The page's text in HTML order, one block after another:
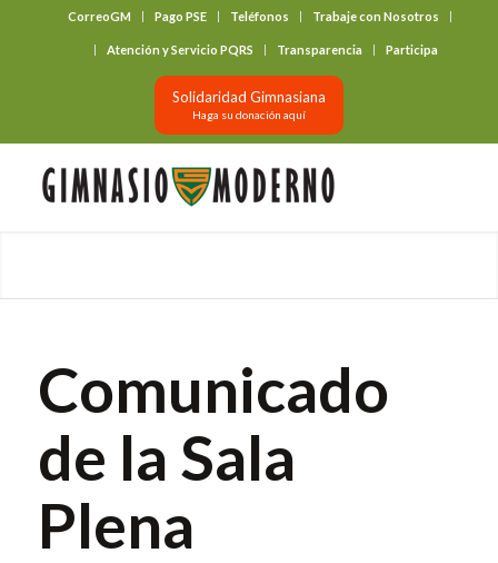
CorreoGM Pago PSE Teléfonos Trabaje con Nosotros
Atención y Servicio PQRS Transparencia Participa
Solidaridad Gimnasiana
Haga su donación aquí
Comunicado
de la Sala
Plena